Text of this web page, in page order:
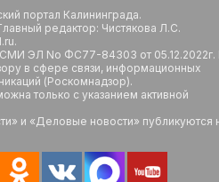
портал Калининграда.
редактор: Чистякова Л.С.
СМИ ЭЛ No ФС77-84303 от
в сфере связи, информационных
(Роскомнадзор).
только с указанием активной
и «Деловые новости» публикуются